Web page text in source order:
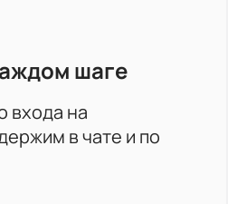
шаге
входа на
в чате и по